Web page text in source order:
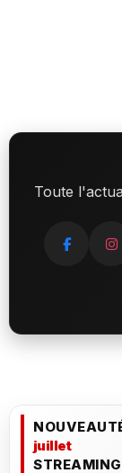
Toute
juillet
STREAMING